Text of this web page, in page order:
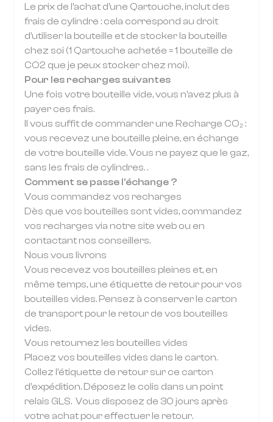
Le prix de l’achat d’une Qartouche, inclut des
frais de cylindre : cela correspond au droit
d’utiliser la bouteille et de stocker la bouteille
chez soi (1 Qartouche achetée = 1 bouteille de
CO2 que je peux stocker chez moi).
Pour les recharges suivantes
Une fois votre bouteille vide, vous n’avez plus à
payer ces frais.
Il vous suffit de commander une Recharge CO₂ :
vous recevez une bouteille pleine, en échange
de votre bouteille vide. Vous ne payez que le gaz,
sans les frais de cylindres. .
Comment se passe l’échange ?
Vous commandez vos recharges
Dès que vos bouteilles sont vides, commandez
vos recharges via notre site web ou en
contactant nos conseillers.
Nous vous livrons
Vous recevez vos bouteilles pleines et, en
même temps, une étiquette de retour pour vos
bouteilles vides. Pensez à conserver le carton
de transport pour le retour de vos bouteilles
vides.
Vous retournez les bouteilles vides
Placez vos bouteilles vides dans le carton.
Collez l’étiquette de retour sur ce carton
d’expédition. Déposez le colis dans un point
relais GLS. Vous disposez de 30 jours après
votre achat pour effectuer le retour.